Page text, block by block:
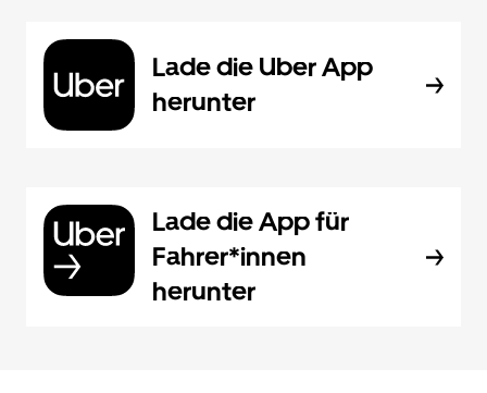
Lade die Uber App
herunter
Lade die App für
Fahrer*innen
herunter